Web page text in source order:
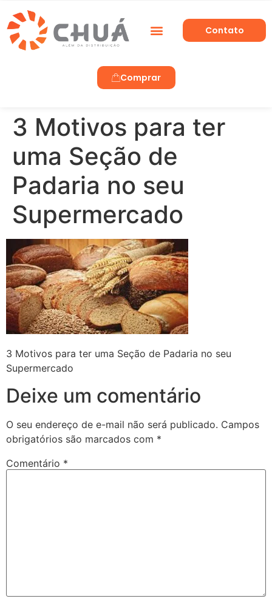
Comprar
Contato
3 Motivos para ter
uma Seção de
Padaria no seu
Supermercado
3 Motivos para ter uma Seção de Padaria no seu
Supermercado
Deixe um comentário
O seu endereço de e-mail não será publicado. Campos
obrigatórios são marcados com *
Comentário *